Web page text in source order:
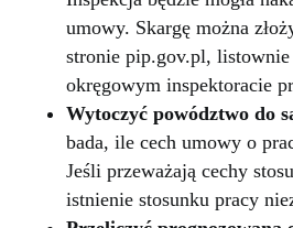
umowy. Skargę można
stronie pip.gov.pl,
okręgowym inspektoracie
Wytoczyć powództwo do
bada, ile cech umowy o
Jeśli przeważają cechy
istnienie stosunku pracy